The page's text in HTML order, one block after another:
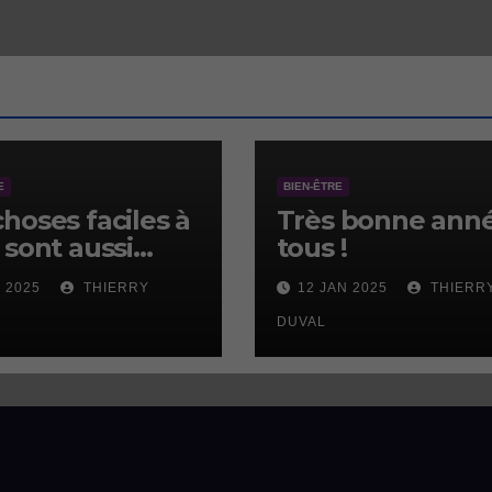
faciles à
aussi
à ne pas
2025 THIERRY
BIEN-ÊTRE
Très bonne
tous !
12 JAN 2025
DUVAL